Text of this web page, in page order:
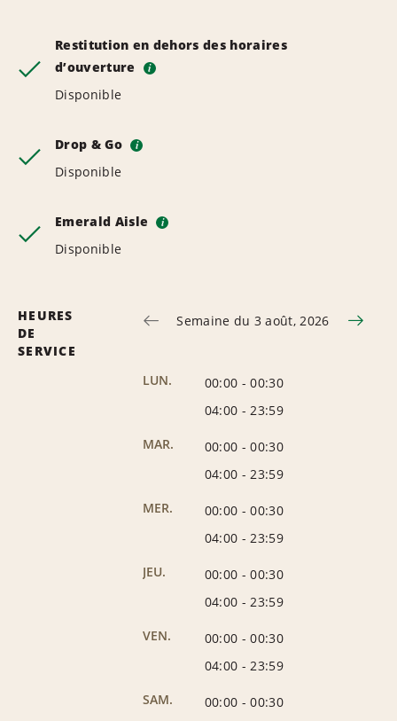
Restitution en dehors des horaires
d’ouverture
i
Disponible
Drop & Go i
Disponible
Emerald Aisle i
Disponible
HEURES
DE
SERVICE
Semaine du 3 août, 2026
LUN. 00:00 -00:30
04:00 - 23:59
MAR.
00:00 -00:30
04:00 - 23:59
MER.
00:00 -00:30
04:00 - 23:59
JEU.
00:00 -00:30
04:00 - 23:59
VEN.
00:00 -00:30
04:00 - 23:59
SAM.
00:00 -00:30